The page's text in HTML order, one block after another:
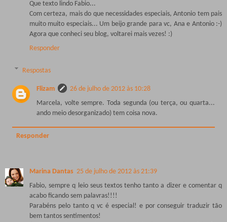
Que texto lindo Fabio...
Com certeza, mais do que necessidades especiais, Antonio tem pais
muito muito especiais... Um beijo grande para vc, Ana e Antonio :-)
Agora que conheci seu blog, voltarei mais vezes! :)
Responder
Respostas
Flizam
26 de julho de 2012 às 10:28
Marcela, volte sempre. Toda segunda (ou terça, ou quarta...
ando meio desorganizado) tem coisa nova.
Responder
Marina Dantas 25 de julho de 2012 às 21:39
Fabio, sempre q leio seus textos tenho tanto a dizer e comentar q
acabo ficando sem palavras!!!!
Parabéns pelo tanto q vc é especial! e por conseguir traduzir tão
bem tantos sentimentos!